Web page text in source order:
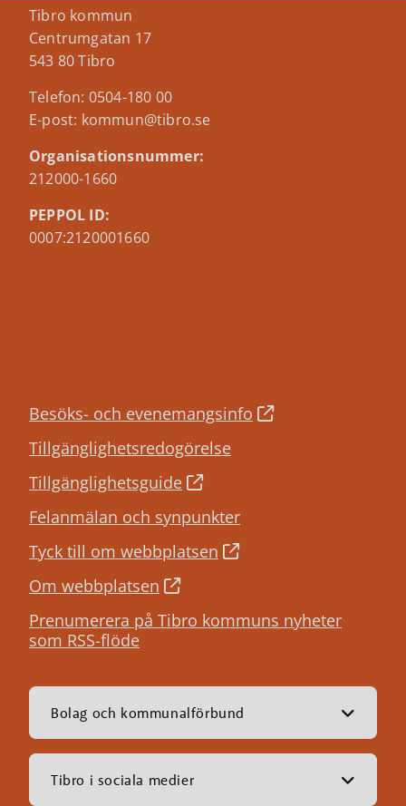
Tibro kommun
Centrumgatan 17
543 80 Tibro
Telefon: 0504-180 00
E-post: kommun@tibro.se
Organisationsnummer:
212000-1660
PEPPOL ID:
0007:2120001660
Besöks- och evenemangsinfo
Tillgänglighetsredogörelse
Tillgänglighetsguide
Felanmälan och synpunkter
Tyck till om webbplatsen
Om webbplatsen
Prenumerera på Tibro kommuns nyheter
som RSS-flöde
Bolag och kommunalförbund
Tibro i sociala medier